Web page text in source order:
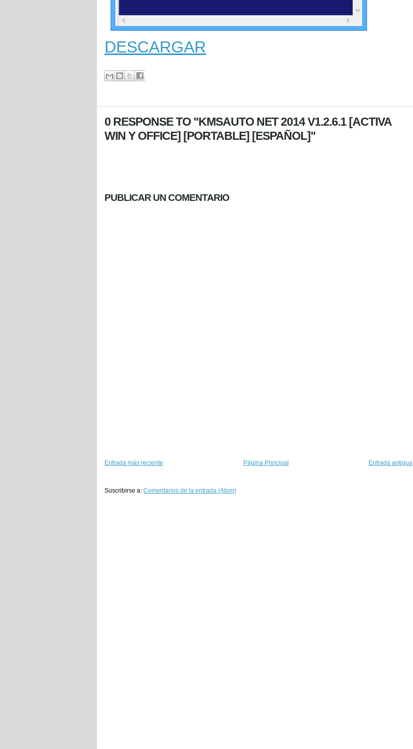
DESCARGAR
0 RESPONSE TO "KMSAUTO NET 2014 V1.2.6.1 [ACTIVA
WIN Y OFFICE] [PORTABLE] [ESPAÑOL]"
PUBLICAR UN COMENTARIO
Entrada más reciente Entrada antigua
Página Principal
Suscribirse a: Comentarios de la entrada (Atom)